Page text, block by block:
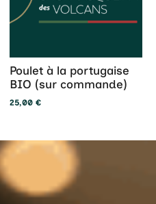
Poulet à la portugaise
BIO (sur commande)
25,00 €